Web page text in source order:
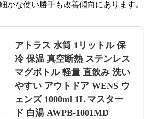
かな使い勝手も改善傾向にあります。
アトラス 水筒 1リットル 保
冷 保温 真空断熱 ステンレス
マグボトル 軽量 直飲み 洗い
やすい アウトドア WENS ウ
ェンズ 1000ml 1L マスター
ド 白湯 AWPB-1001MD